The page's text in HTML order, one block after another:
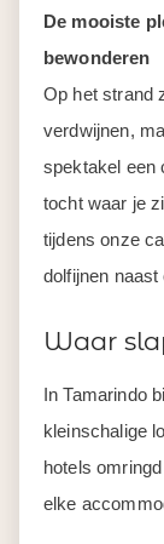
De mooiste
bewonderen
Op het strand
verdwijnen,
spektakel een
tocht waar je
tijdens onze
dolfijnen naast
Waar
InTamarindo
kleinschalige
hotels
elke